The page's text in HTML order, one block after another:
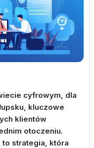
cyfrowym, dla
kluczowe
klientów
otoczeniu.
to strategia, która